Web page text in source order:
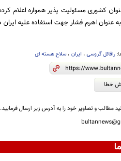
کشوری مسئولیت پذیر همواره اعلام
عنوان اهرم فشار جهت استفاده علیه ایران
رافائل گروسى، ایران، سلاح هسته ای
خطا
مطالب و تصاویر خود را به آدرس زیر ارسال فرمایید.